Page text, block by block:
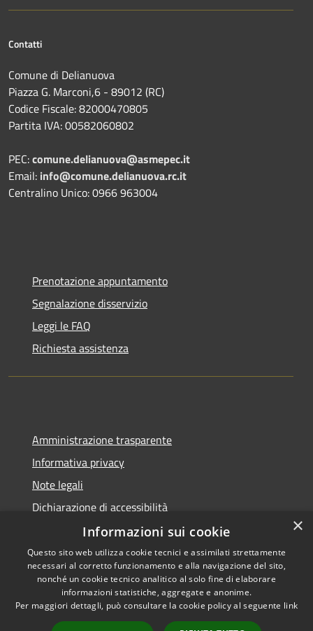
Contatti
Comune di Delianuova
Piazza G. Marconi,6 - 89012 (RC)
Codice Fiscale: 82000470805
Partita IVA: 00582060802
PEC:comune.delianuova@asmepec.it
Email: info@comune.delianuova.rc.it
Centralino Unico: 0966 963004
Prenotazione appuntamento
Segnalazione disservizio
Leggi le FAQ
Richiesta assistenza
Amministrazione trasparente
Informativa privacy
Note legali
Dichiarazione di accessibilità
Accessibilità
Privacy
Copyright © 2026 • Comune di
Delianuova • Powered by
Municipium•Accesso
×
Informazioni sui cookie
Questo sito web utilizza cookie tecnici e assimilati strettamente
necessari al corretto funzionamento e alla navigazione del sito,
nonché un cookie tecnico analitico al solo fine di elaborare
informazioni statistiche, aggregate e anonime.
Per maggiori dettagli, può consultare la cookie policy al seguente link